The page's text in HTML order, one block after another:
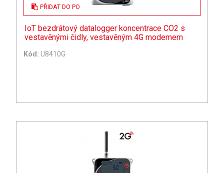
PŘIDAT DO POPTÁVKY
IoT bezdrátový datalogger koncentrace CO2 s
vestavěnými čidly, vestavěným 4G modemem
Kód: U8410G